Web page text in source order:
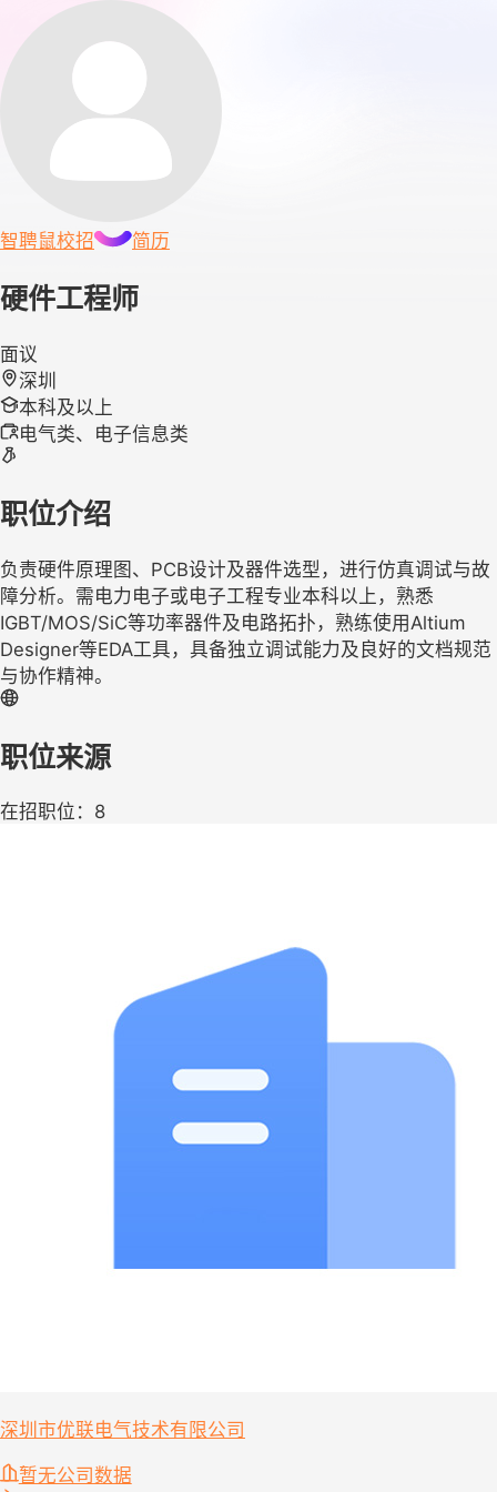
智聘鼠校招 简历
硬件工程师
面议
深圳
本科及以上
电气类、电子信息类
职位介绍
负责硬件原理图、PCB设计及器件选型，进行仿真调试与故
障分析。需电力电子或电子工程专业本科以上，熟悉
IGBT/MOS/SiC等功率器件及电路拓扑，熟练使用Altium
Designer等EDA工具，具备独立调试能力及良好的文档规范
与协作精神。
职位来源
在招职位：8
深圳市优联电气技术有限公司
暂无公司数据